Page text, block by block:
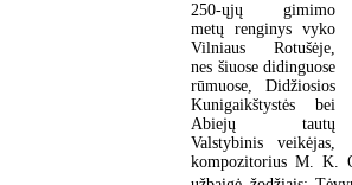
250-ųjų gimimo
metų renginys vyko
Vilniaus Rotušėje,
nes šiuose didinguose
rūmuose, Didžiosios
Kunigaikštystės bei
Abiejų tautų
Valstybinis veikėjas,
kompozitorius M. K.